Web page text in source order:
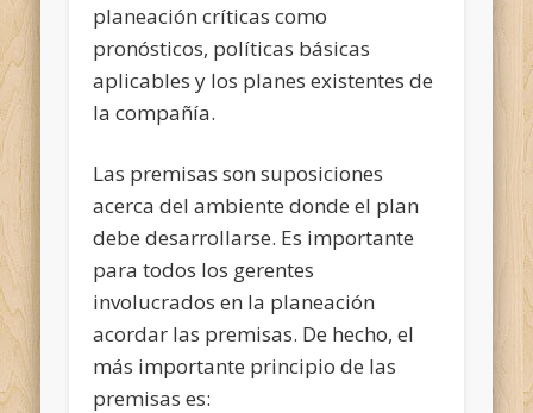
planeación críticas como
pronósticos, políticas básicas
aplicables y los planes existentes de
la compañía.
Las premisas son suposiciones
acerca del ambiente donde el plan
debe desarrollarse. Es importante
para todos los gerentes
involucrados en la planeación
acordar las premisas. De hecho, el
más importante principio de las
premisas es: